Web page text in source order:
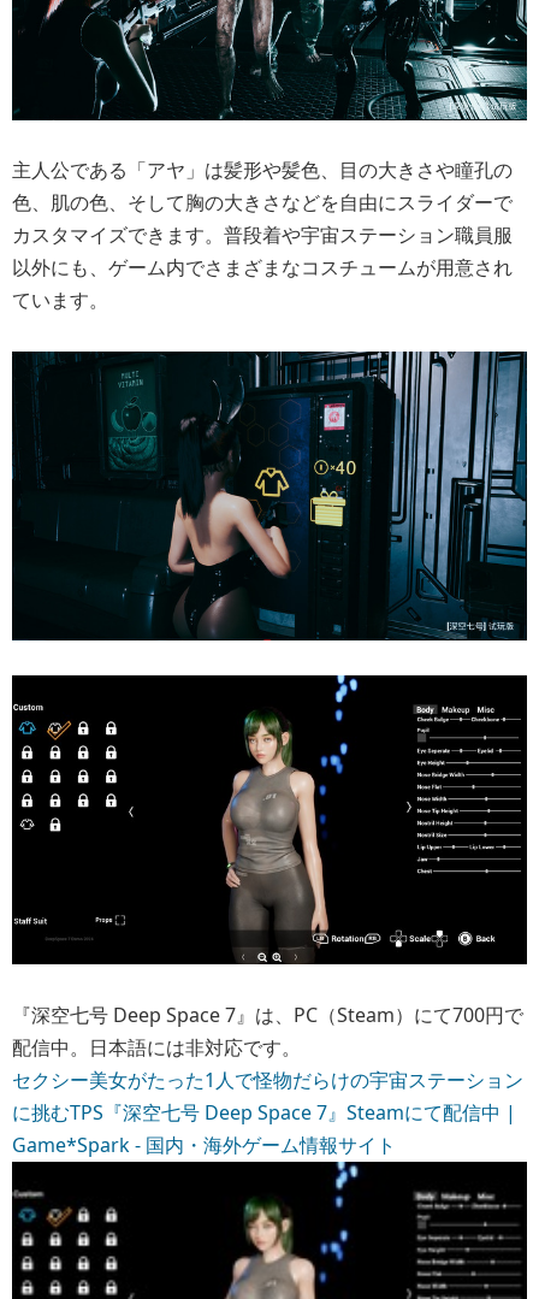
主人公である「アヤ」は髪形や髪色、目の大きさや瞳孔の
色、肌の色、そして胸の大きさなどを自由にスライダーで
カスタマイズできます。普段着や宇宙ステーション職員服
以外にも、ゲーム内でさまざまなコスチュームが用意され
ています。
『深空七号 Deep Space 7』は、PC（Steam）にて700円で
配信中。日本語には非対応です。
セクシー美女がたった1人で怪物だらけの宇宙ステーション
に挑むTPS『深空七号 Deep Space 7』Steamにて配信中 |
Game*Spark - 国内・海外ゲーム情報サイト